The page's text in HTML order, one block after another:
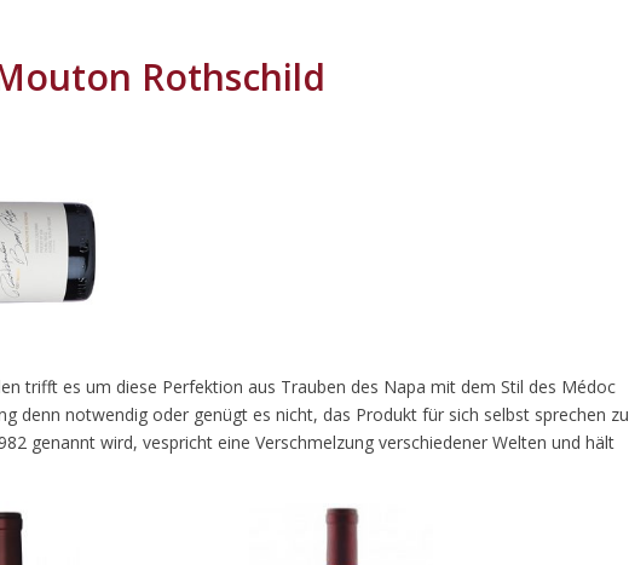
Rothschild
trifft es um diese Perfektion aus Trauben des Napa mit dem Stil des Médoc
denn notwendig oder genügt es nicht, das Produkt für sich selbst sprechen zu
genannt wird, vespricht eine Verschmelzung verschiedener Welten und hält